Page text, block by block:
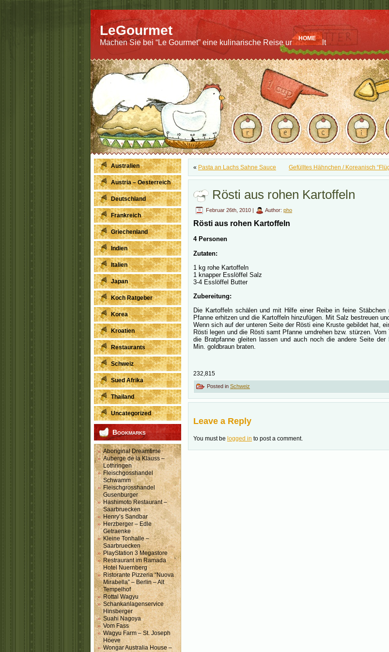
HOME
LeGourmet
Machen Sie bei “Le Gourmet” eine kulinarische Reise um die Welt
Australien
Austria – Oesterreich
Deutschland
Frankreich
Griechenland
Indien
Italien
Japan
Koch Ratgeber
Korea
Kroatien
Restaurants
Schweiz
Sued Afrika
Thailand
Uncategorized
Bookmarks
Aboriginal Dreamtime
Auberge de la Klauss –
Lothringen
Fleischgosshandel
Schwamm
Fleischgrosshandel
Gusenburger
Hashimoto Restaurant –
Saarbruecken
Henry’s Sandbar
Herzberger – Edle
Getraenke
Kleine Tonhalle –
Saarbruecken
PlayStation 3 Megastore
Restraurant im Ramada
Hotel Nuernberg
Ristorante Pizzeria “Nuova
Mirabella” – Berlin – Alt
Tempelhof
Rottal Wagyu
Schankanlagenservice
Hinsberger
Suahi Nagoya
Vom Fass
Wagyu Farm – St. Joseph
Hoeve
Wongar Australia House –
« Pasta an Lachs Sahne Sauce Gefülltes Hähnchen / Koreanisch
Rösti aus rohen Kartoffeln
Februar 26th, 2010 | Author: pho
Rösti aus rohen Kartoffeln
4 Personen
Zutaten:
1 kg rohe Kartoffeln
1 knapper Esslöffel Salz
3-4 Esslöffel Butter
Zubereitung:
Die Kartoffeln schälen und mit Hilfe einer Reibe in feine
Pfanne erhitzen und die Kartoffeln hinzufügen. Mit Salz bestreuen
Wenn sich auf der unteren Seite der Rösti eine Kruste gebildet hat,
Rösti legen und die Rösti samt Pfanne umdrehen bzw. stürzen.
die Bratpfanne gleiten lassen und auch noch die andere Seite
Min. goldbraun braten.
232,815
Posted in Schweiz
Leave a Reply
You must be logged in to post a comment.